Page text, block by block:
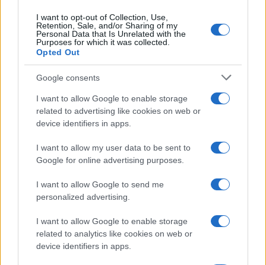
I want to opt-out of Collection, Use,
Retention, Sale, and/or Sharing of my
Personal Data that Is Unrelated with the
Purposes for which it was collected.
Opted Out
Google consents
I want to allow Google to enable storage
related to advertising like cookies on web or
device identifiers in apps.
I want to allow my user data to be sent to
Google for online advertising purposes.
I want to allow Google to send me
personalized advertising.
I want to allow Google to enable storage
related to analytics like cookies on web or
device identifiers in apps.
Allergia al veleno di imenotteri: come riconoscere i
sintomi e prevenire le reazioni gravi
LIFESTYLE